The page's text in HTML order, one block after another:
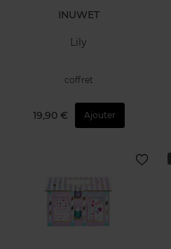
INUWET
Lily
coffret
19,90 € Ajouter